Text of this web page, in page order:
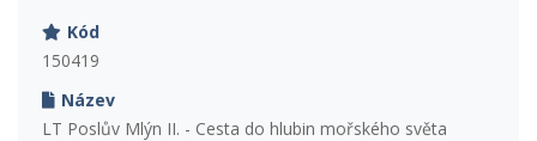
Kód
150419
Název
LT Poslův Mlýn II. - Cesta do hlubin mořského světa